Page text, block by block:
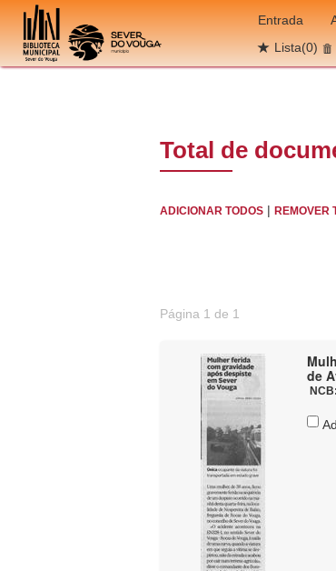
Ir para o conteúdo
Entrada
Lista(0)
Total de
ADICIONAR TODOS |REMOVER
Página 1 de 1
de